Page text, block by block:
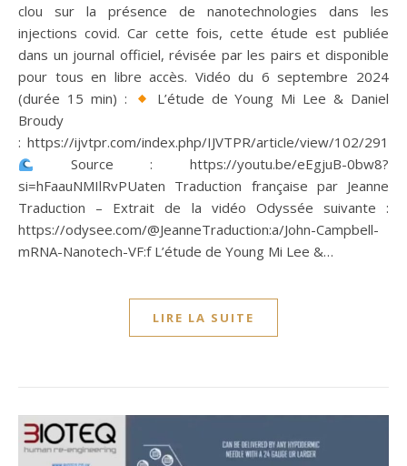
clou sur la présence de nanotechnologies dans les
injections covid. Car cette fois, cette étude est publiée
dans un journal officiel, révisée par les pairs et disponible
pour tous en libre accès. Vidéo du 6 septembre 2024
(durée 15 min) :
L’étude de Young Mi Lee & Daniel
Broudy
: https://ijvtpr.com/index.php/IJVTPR/article/view/102/291
Source : https://youtu.be/eEgjuB-0bw8?
si=hFaauNMIlRvPUaten Traduction française par Jeanne
Traduction – Extrait de la vidéo Odyssée suivante :
https://odysee.com/@JeanneTraduction:a/John-Campbell-
mRNA-Nanotech-VF:f L’étude de Young Mi Lee &…
LIRE LA SUITE